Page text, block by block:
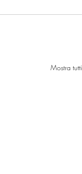
Mostra tutti